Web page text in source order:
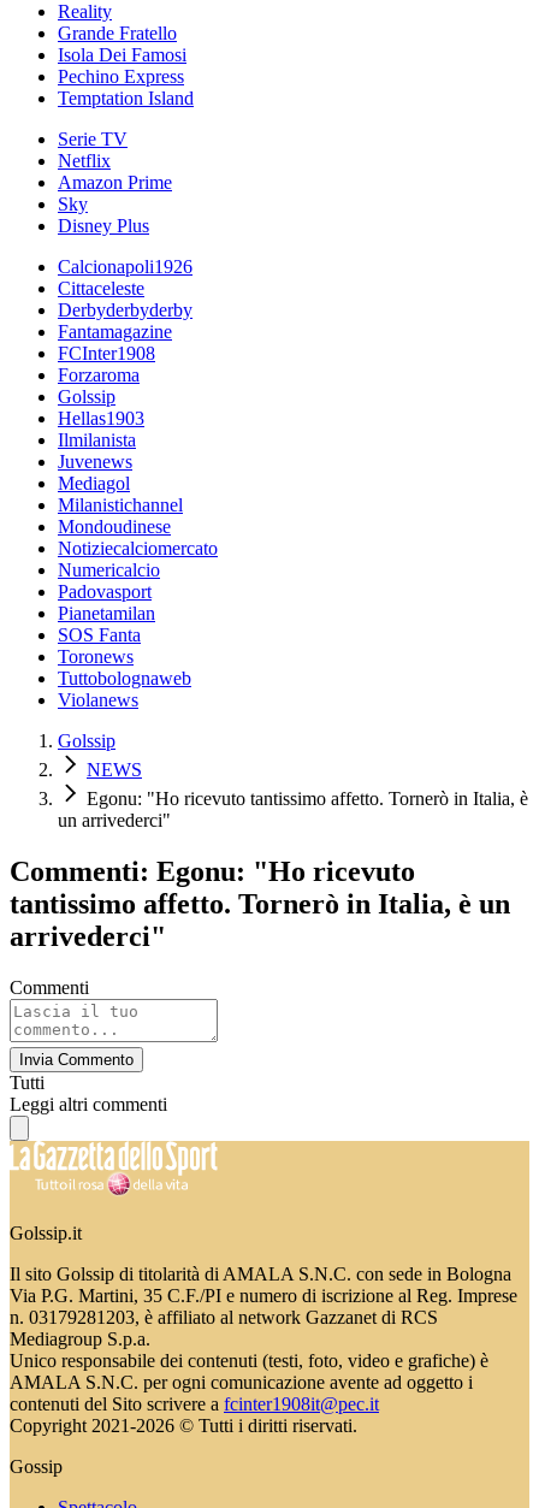
Reality
Grande Fratello
Isola Dei Famosi
Pechino Express
Temptation Island
Serie TV
Netflix
Amazon Prime
Sky
Disney Plus
Calcionapoli1926
Cittaceleste
Derbyderbyderby
Fantamagazine
FCInter1908
Forzaroma
Golssip
Hellas1903
Ilmilanista
Juvenews
Mediagol
Milanistichannel
Mondoudinese
Notiziecalciomercato
Numericalcio
Padovasport
Pianetamilan
SOS Fanta
Toronews
Tuttobolognaweb
Violanews
Golssip
NEWS
Egonu: "Ho ricevuto tantissimo affetto. Tornerò in Italia, è
un arrivederci"
Commenti: Egonu: "Ho ricevuto
tantissimo affetto. Tornerò in Italia, è un
arrivederci"
Commenti
Invia Commento
Tutti
Leggi altri commenti
Golssip.it
Il sito Golssip di titolarità di AMALA S.N.C. con sede in Bologna
Via P.G. Martini, 35 C.F./PI e numero di iscrizione al Reg. Imprese
n. 03179281203, è affiliato al network Gazzanet di RCS
Mediagroup S.p.a.
Unico responsabile dei contenuti (testi, foto, video e grafiche) è
AMALA S.N.C. per ogni comunicazione avente ad oggetto i
contenuti del Sito scrivere a fcinter1908it@pec.it
Copyright 2021-2026 © Tutti i diritti riservati.
Gossip